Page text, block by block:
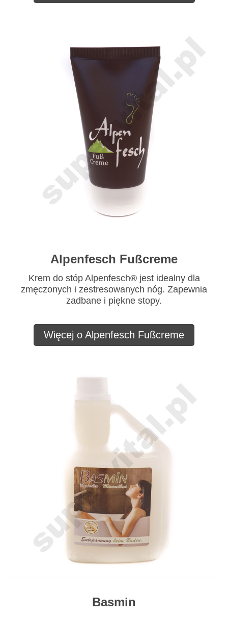
Alpenfesch Fußcreme
Krem do stóp Alpenfesch® jest idealny dla
zmęczonych i zestresowanych nóg. Zapewnia
zadbane i piękne stopy.
Więcej o Alpenfesch Fußcreme
Basmin